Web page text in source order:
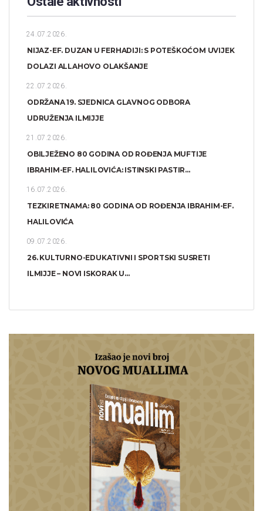
24.07.2026.
NIJAZ-EF. DUZAN U FERHADIJI: S POTEŠKOĆOM UVIJEK
DOLAZI ALLAHOVO OLAKŠANJE
22.07.2026.
ODRŽANA 19. SJEDNICA GLAVNOG ODBORA
UDRUŽENJA ILMIJJE
21.07.2026.
OBILJEŽENO 80 GODINA OD ROĐENJA MUFTIJE
IBRAHIM-EF. HALILOVIĆA: ISTINSKI PASTIR...
16.07.2026.
TEZKIRETNAMA: 80 GODINA OD ROĐENJA IBRAHIM-EF.
HALILOVIĆA
09.07.2026.
26. KULTURNO-EDUKATIVNI I SPORTSKI SUSRETI
ILMIJJE – NOVI ISKORAK U...